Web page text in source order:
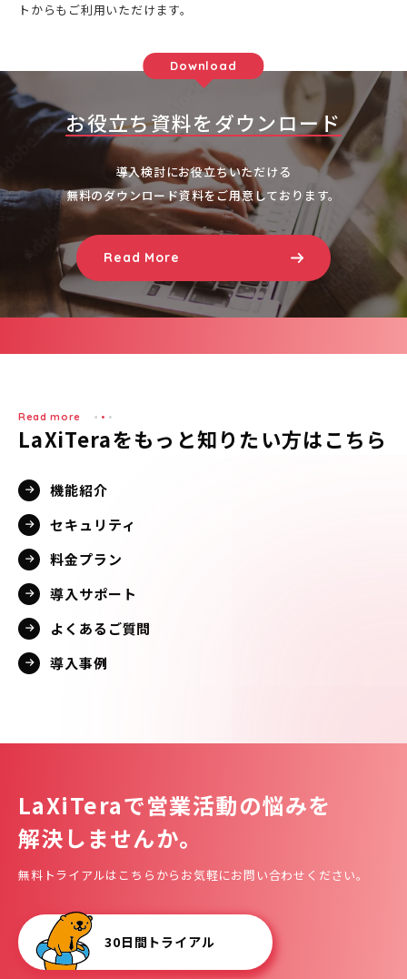
トからもご利用いただけます。
Download
お役立ち資料をダウンロード
導入検討にお役立ちいただける
無料のダウンロード資料をご用意しております。
Read More
Read more
LaXiTeraをもっと知りたい方はこちら
機能紹介
セキュリティ
料金プラン
導入サポート
よくあるご質問
導入事例
LaXiTeraで営業活動の悩みを
解決しませんか。
無料トライアルはこちらからお気軽にお問い合わせください。
30日間トライアル